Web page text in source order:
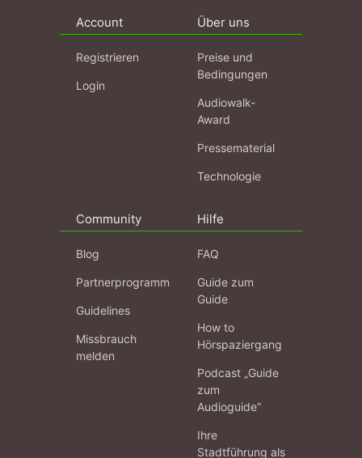
Account
Registrieren
Login
Über uns
Preise und
Bedingungen
Audiowalk-
Award
Pressematerial
Technologie
Community
Blog
Partnerprogramm
Guidelines
Missbrauch
melden
Hilfe
FAQ
Guide zum
Guide
How to
Hörspaziergang
Podcast „Guide
zum
Audioguide“
Ihre
Stadtführung als